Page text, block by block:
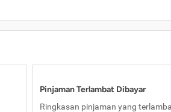
Pinjaman Terlambat Dibayar
Ringkasan pinjaman yang